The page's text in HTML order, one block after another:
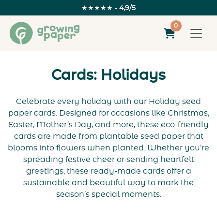
★★★★★ - 4,9/5
0
Cards: Holidays
Celebrate every holiday with our Holiday seed
paper cards. Designed for occasions like Christmas,
Easter, Mother’s Day, and more, these eco-friendly
cards are made from plantable seed paper that
blooms into flowers when planted. Whether you’re
spreading festive cheer or sending heartfelt
greetings, these ready-made cards offer a
sustainable and beautiful way to mark the
season’s special moments.